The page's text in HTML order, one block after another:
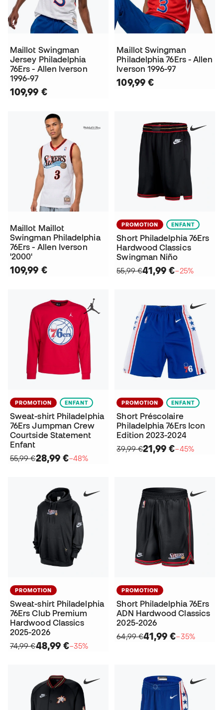
Maillot Swingman
Jersey Philadelphia
76Ers - Allen Iverson
1996-97
109,99 €
Maillot Swingman
Philadelphia 76Ers - Allen
Iverson 1996-97
109,99 €
Maillot Maillot
Swingman Philadelphia
76Ers - Allen Iverson
'2000'
109,99 €
PROMOTION ENFANT
Short Philadelphia 76Ers
Hardwood Classics
Swingman Niño
55,99 €41,99 €−25%
PROMOTION ENFANT
Sweat-shirt Philadelphia
76Ers Jumpman Crew
Courtside Statement
Enfant
55,99 €28,99 €−48%
PROMOTION ENFANT
Short Préscolaire
Philadelphia 76Ers Icon
Edition 2023-2024
39,99 €21,99 €−45%
PROMOTION
Sweat-shirt Philadelphia
76Ers Club Premium
Hardwood Classics
2025-2026
74,99 €48,99 €−35%
PROMOTION
Short Philadelphia 76Ers
ADN Hardwood Classics
2025-2026
64,99 €41,99 €−35%